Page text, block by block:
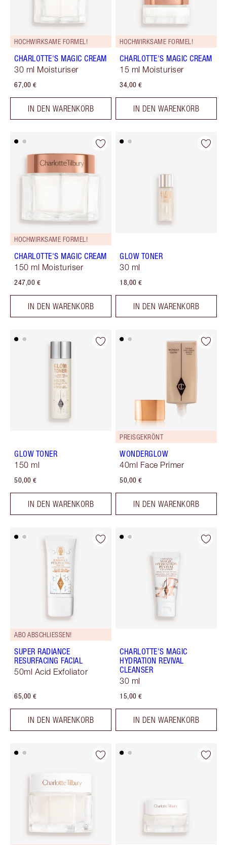
HOCHWIRKSAME FORMEL!
CHARLOTTE'S MAGIC CREAM
30 ml Moisturiser
67,00 €
IN DEN WARENKORB
HOCHWIRKSAME FORMEL!
CHARLOTTE'S MAGIC CREAM
15 ml Moisturiser
34,00 €
IN DEN WARENKORB
HOCHWIRKSAME FORMEL!
CHARLOTTE'S MAGIC CREAM
150 ml Moisturiser
247,00 €
IN DEN WARENKORB
GLOW TONER
30 ml
18,00 €
IN DEN WARENKORB
GLOW TONER
150 ml
50,00 €
IN DEN WARENKORB
PREISGEKRÖNT
WONDERGLOW
40ml Face Primer
50,00 €
IN DEN WARENKORB
ABO ABSCHLIESSEN!
SUPER RADIANCE
RESURFACING FACIAL
50ml Acid Exfoliator
65,00 €
IN DEN WARENKORB
CHARLOTTE'S MAGIC
HYDRATION REVIVAL
CLEANSER
30 ml
15,00 €
IN DEN WARENKORB